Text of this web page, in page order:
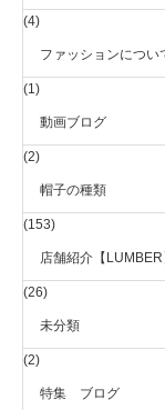
(4)
ファッションについ
(1)
動画ブログ
(2)
帽子の種類
(153)
店舗紹介【LUMBER
(26)
未分類
(2)
特集 ブログ